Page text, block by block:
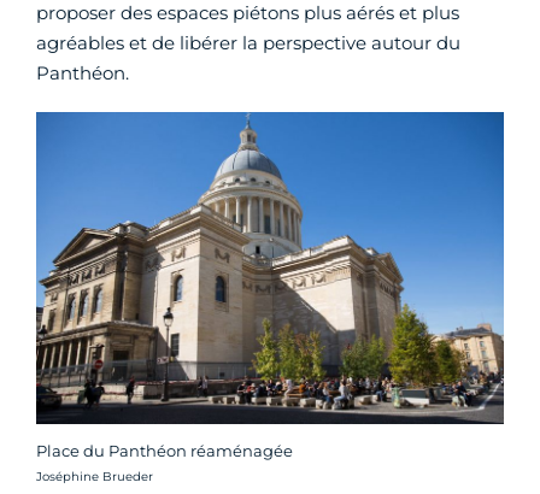
proposer des espaces piétons plus aérés et plus
agréables et de libérer la perspective autour du
Panthéon.
Place du Panthéon réaménagée
Crédit photo :
Joséphine Brueder